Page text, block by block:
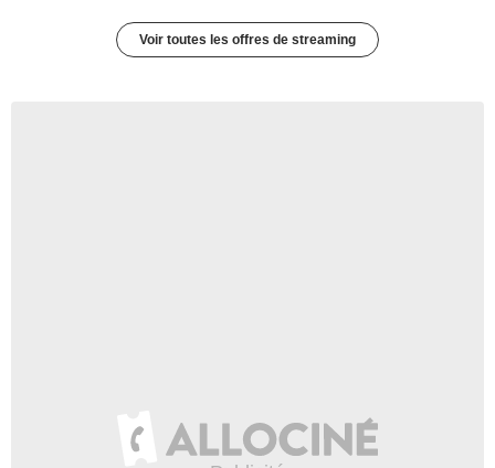
Voir toutes les offres de streaming